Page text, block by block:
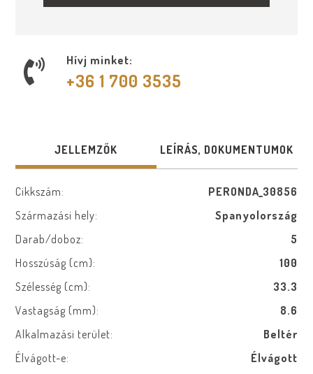
Hívj minket:
+36 1 700 3535
JELLEMZŐK LEÍRÁS, DOKUMENTUMOK
Cikkszám:
PERONDA_30856
Származási hely:
Spanyolország
Darab/doboz:
5
Hosszúság (cm):
100
Szélesség (cm):
33.3
Vastagság (mm):
8.6
Alkalmazási terület:
Beltér
Élvágott-e:
Élvágott